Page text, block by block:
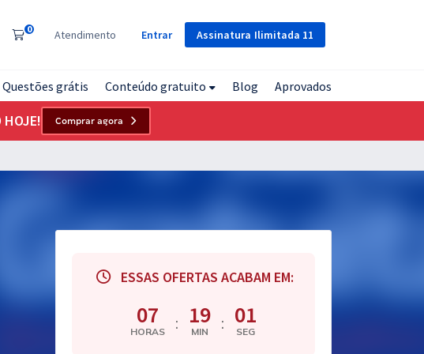
Assinatura Ilimitada 11
0 Atendimento Entrar
Questões grátis Conteúdo gratuito Blog Aprovados
Comprar agora
ESSAS OFERTAS ACABAM EM:
07
HORAS : 19
MIN : 00
SEG